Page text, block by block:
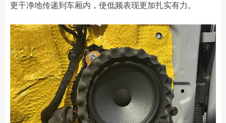
更干净地传递到车厢内，使低频表现更加扎实有力。